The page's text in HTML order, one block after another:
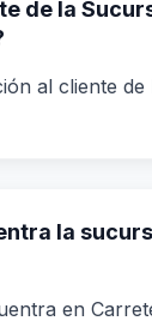
de la
al cliente
la
en